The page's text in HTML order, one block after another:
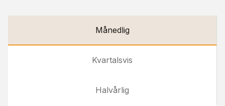
Månedlig
Kvartalsvis
Halvårlig